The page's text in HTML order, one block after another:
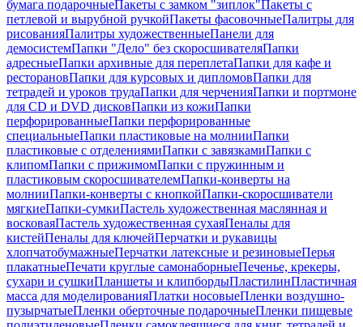
бумага подарочныеПакеты с замком "зиплок"Пакеты с
петлевой и вырубной ручкойПакеты фасовочныеПалитры для
рисованияПалитры художественныеПанели для
демосистемПапки "Дело" без скоросшивателяПапки
адресныеПапки архивные для переплетаПапки для кафе и
ресторановПапки для курсовых и дипломовПапки для
тетрадей и уроков трудаПапки для черченияПапки и портмоне
для CD и DVD дисковПапки из кожиПапки
перфорированныеПапки перфорированные
специальныеПапки пластиковые на молнииПапки
пластиковые с отделениямиПапки с завязкамиПапки с
клипомПапки с прижимомПапки с пружинным и
пластиковым скоросшивателемПапки-конверты на
молнииПапки-конверты с кнопкойПапки-скоросшиватели
мягкиеПапки-сумкиПастель художественная маслянная и
восковаяПастель художественная сухаяПеналы для
кистейПеналы для ключейПерчатки и рукавицы
хлопчатобумажныеПерчатки латексные и резиновыеПерья
плакатныеПечати круглые самонаборныеПеченье, крекеры,
сухари и сушкиПланшеты и клипбордыПластилинПластичная
масса для моделированияПлатки носовыеПленки воздушно-
пузырчатыеПленки оберточные подарочныеПленки пищевые